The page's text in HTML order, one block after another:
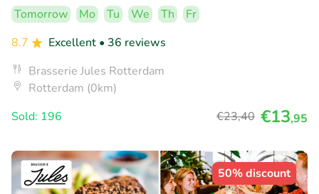
Tomorrow Mo Tu We Th
Fr
8.7
Excellent • 36 reviews
Brasserie Jules Rotterdam
Rotterdam (0km)
Sold: 196
€23,40 €13,95
50% discount